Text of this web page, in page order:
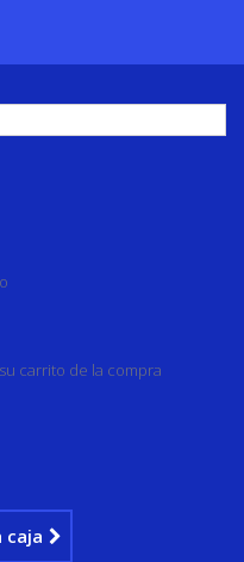
carrito de la compra
caja